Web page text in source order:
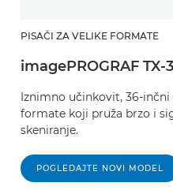
PISAČI ZA VELIKE FORMATE
imagePROGRAF TX-
Iznimno učinkovit, 36-
formate koji pruža brzo i
skeniranje.
POGLEDAJTE NOVI MODEL